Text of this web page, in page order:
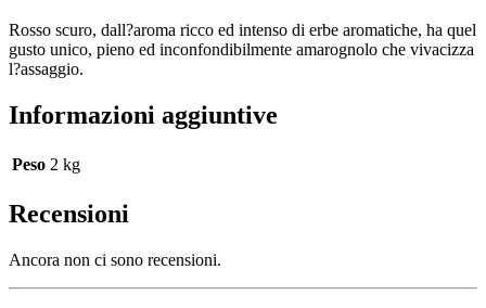
Rosso scuro, dall?aroma ricco ed intenso di erbe aromatiche, ha quel
gusto unico, pieno ed inconfondibilmente amarognolo che vivacizza
l?assaggio.
Informazioni aggiuntive
Peso 2 kg
Recensioni
Ancora non ci sono recensioni.